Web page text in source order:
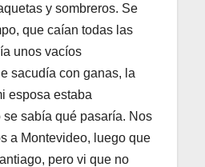
y sombreros. Se
que caían todas las
unos vacíos
sacudía con ganas, la
esposa estaba
sabía qué pasaría. Nos
a Montevideo, luego que
pero vi que no